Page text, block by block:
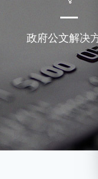
政府公文解决